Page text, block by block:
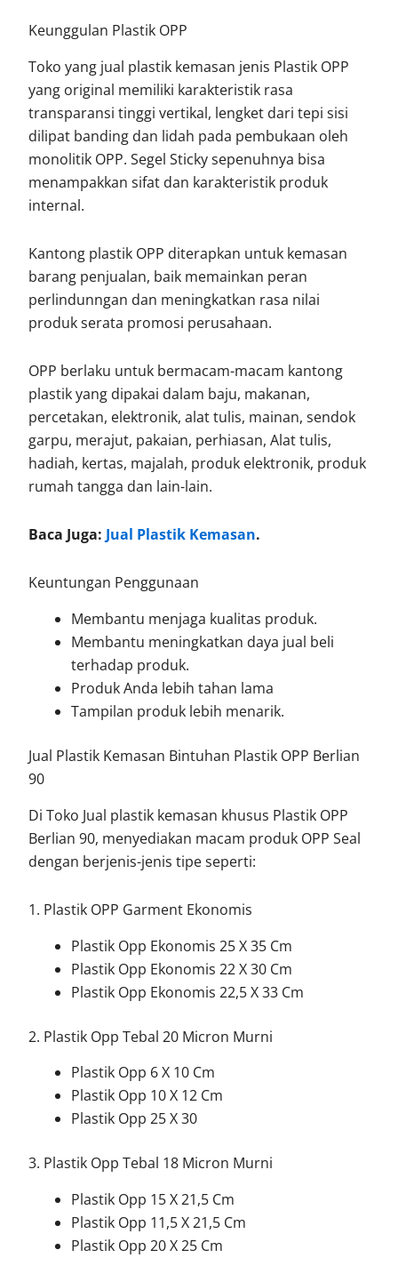
Keunggulan Plastik OPP
Toko yang jual plastik kemasan jenis Plastik OPP
yang original memiliki karakteristik rasa
transparansi tinggi vertikal, lengket dari tepi sisi
dilipat banding dan lidah pada pembukaan oleh
monolitik OPP. Segel Sticky sepenuhnya bisa
menampakkan sifat dan karakteristik produk
internal.
Kantong plastik OPP diterapkan untuk kemasan
barang penjualan, baik memainkan peran
perlindunngan dan meningkatkan rasa nilai
produk serata promosi perusahaan.
OPP berlaku untuk bermacam-macam kantong
plastik yang dipakai dalam baju, makanan,
percetakan, elektronik, alat tulis, mainan, sendok
garpu, merajut, pakaian, perhiasan, Alat tulis,
hadiah, kertas, majalah, produk elektronik, produk
rumah tangga dan lain-lain.
Baca Juga: Jual Plastik Kemasan.
Keuntungan Penggunaan
Membantu menjaga kualitas produk.
Membantu meningkatkan daya jual beli
terhadap produk.
Produk Anda lebih tahan lama
Tampilan produk lebih menarik.
Jual Plastik Kemasan Bintuhan Plastik OPP Berlian
90
Di Toko Jual plastik kemasan khusus Plastik OPP
Berlian 90, menyediakan macam produk OPP Seal
dengan berjenis-jenis tipe seperti:
1. Plastik OPP Garment Ekonomis
Plastik Opp Ekonomis 25 X 35 Cm
Plastik Opp Ekonomis 22 X 30 Cm
Plastik Opp Ekonomis 22,5 X 33 Cm
2. Plastik Opp Tebal 20 Micron Murni
Plastik Opp 6 X 10 Cm
Plastik Opp 10 X 12 Cm
Plastik Opp 25 X 30
3. Plastik Opp Tebal 18 Micron Murni
Plastik Opp 15 X 21,5 Cm
Plastik Opp 11,5 X 21,5 Cm
Plastik Opp 20 X 25 Cm